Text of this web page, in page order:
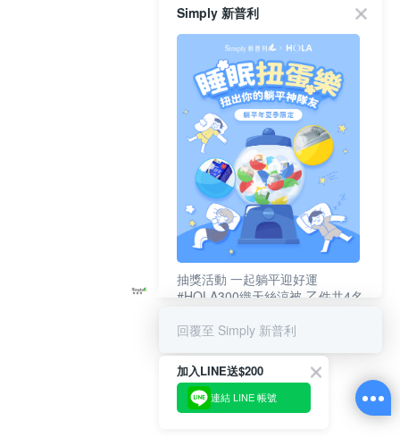
Simply 新普利
抽獎活動 一起躺平迎好運
#HOLA300織天絲涼被-乙件共4名
回覆至 Simply 新普利
加入LINE送$200
連結 LINE 帳號